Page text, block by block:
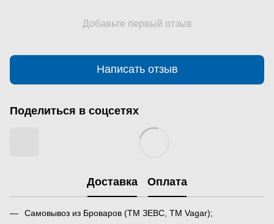
Добавьте первый отзыв
Написать отзыв
Поделиться в соцсетях
Доставка Оплата
Самовывоз из Броваров (ТМ ЗЕВС, ТМ Vagar);